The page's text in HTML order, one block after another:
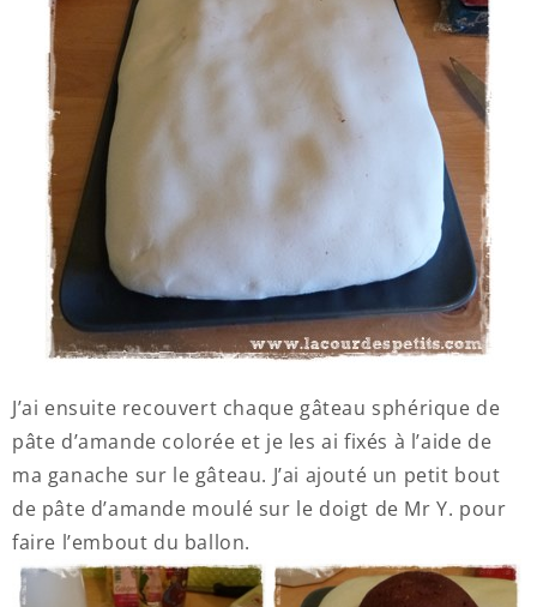
J’ai ensuite recouvert chaque gâteau sphérique de
pâte d’amande colorée et je les ai fixés à l’aide de
ma ganache sur le gâteau. J’ai ajouté un petit bout
de pâte d’amande moulé sur le doigt de Mr Y. pour
faire l’embout du ballon.